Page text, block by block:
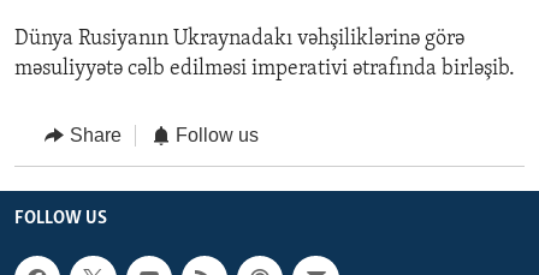
Dünya Rusiyanın Ukraynadakı vəhşiliklərinə görə
məsuliyyətə cəlb edilməsi imperativi ətrafında birləşib.
Share Follow us
FOLLOW US